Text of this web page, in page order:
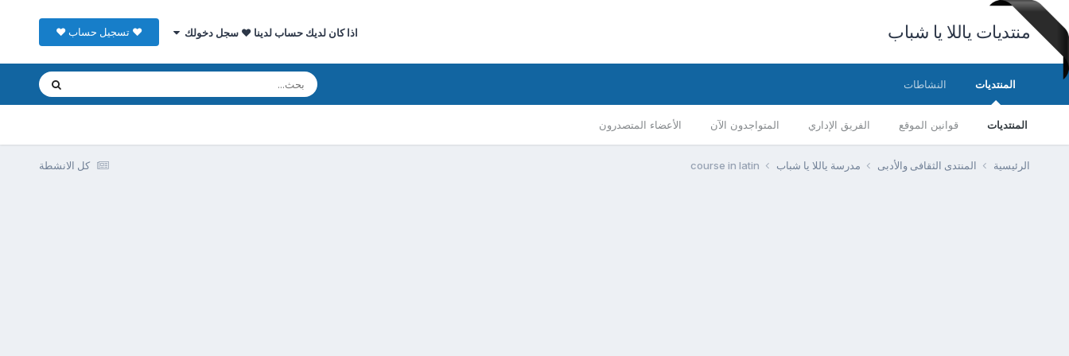
منتديات ياللا يا شباب اذا كان لديك حساب لدينا ♥ سجل دخولك ♥ تسجيل حساب ♥
المنتديات
المنتديات قوانين الموقع الفريق الإداري المتواجدون الآن الأعضاء المتصدرون
النشاطات
كل الانشطة الرئيسية المنتدى الثقافى والأدبى مدرسة ياللا يا شباب course in latin